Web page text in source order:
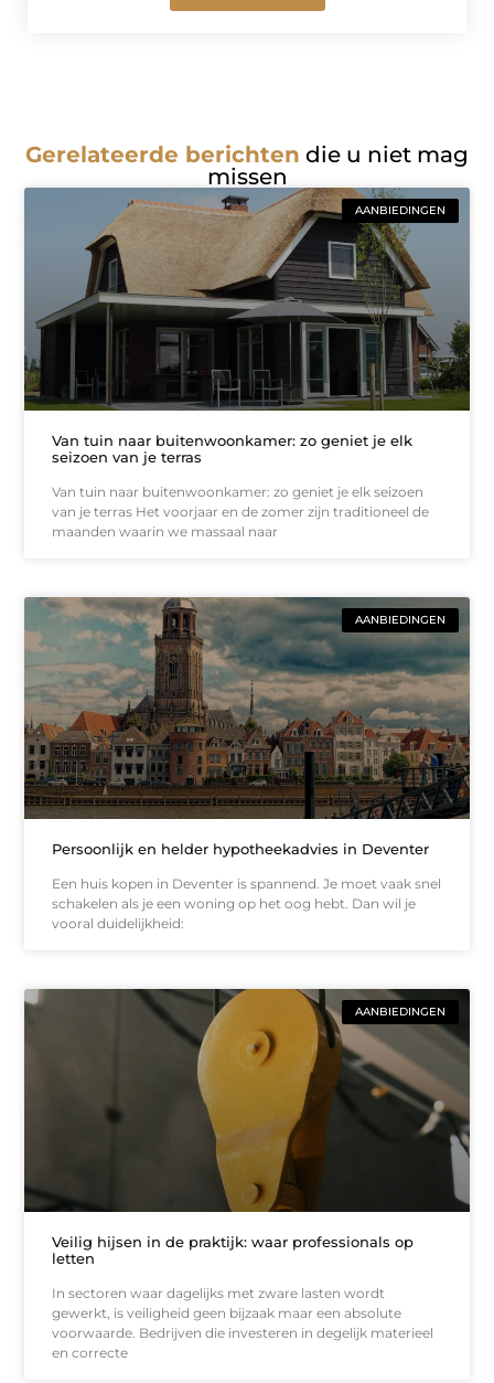
Gerelateerde berichten die u niet mag
missen
AANBIEDINGEN
Van tuin naar buitenwoonkamer: zo geniet je elk
seizoen van je terras
Van tuin naar buitenwoonkamer: zo geniet je elk seizoen
van je terras Het voorjaar en de zomer zijn traditioneel de
maanden waarin we massaal naar
AANBIEDINGEN
Persoonlijk en helder hypotheekadvies in Deventer
Een huis kopen in Deventer is spannend. Je moet vaak snel
schakelen als je een woning op het oog hebt. Dan wil je
vooral duidelijkheid:
AANBIEDINGEN
Veilig hijsen in de praktijk: waar professionals op
letten
In sectoren waar dagelijks met zware lasten wordt
gewerkt, is veiligheid geen bijzaak maar een absolute
voorwaarde. Bedrijven die investeren in degelijk materieel
en correcte